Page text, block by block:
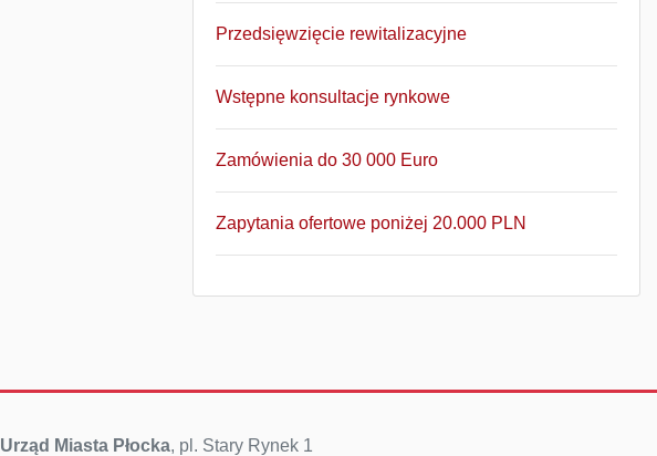
Przedsięwzięcie rewitalizacyjne
Wstępne konsultacje rynkowe
Zamówienia do 30 000 Euro
Zapytania ofertowe poniżej 20.000 PLN
Urząd Miasta Płocka, pl. Stary Rynek 1